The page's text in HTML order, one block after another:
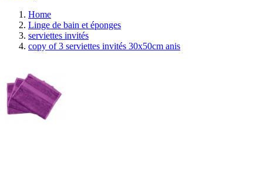
Home
Linge de bain et éponges
serviettes invités
copy of 3 serviettes invités 30x50cm anis